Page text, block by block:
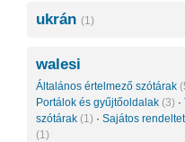
ukrán (1)
walesi
Általános értelmező szótárak
Portálok és gyűjtőoldalak (3) ·
szótárak (1) · Sajátos
(1)